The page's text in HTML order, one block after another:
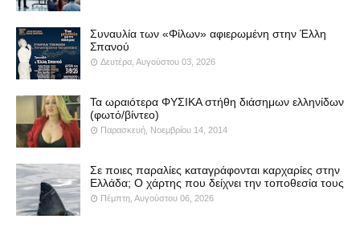
Συναυλία των «Φίλων» αφιερωμένη στην Έλλη
Σπανού
Δευτέρα, Αυγούστου 03, 2026
Τα ωραιότερα ΦΥΣΙΚΑ στήθη διάσημων ελληνίδων
(φωτό/βίντεο)
Παρασκευή, Νοεμβρίου 14, 2014
Σε ποιες παραλίες καταγράφονται καρχαρίες στην
Ελλάδα; Ο χάρτης που δείχνει την τοποθεσία τους
Πέμπτη, Αυγούστου 06, 2026